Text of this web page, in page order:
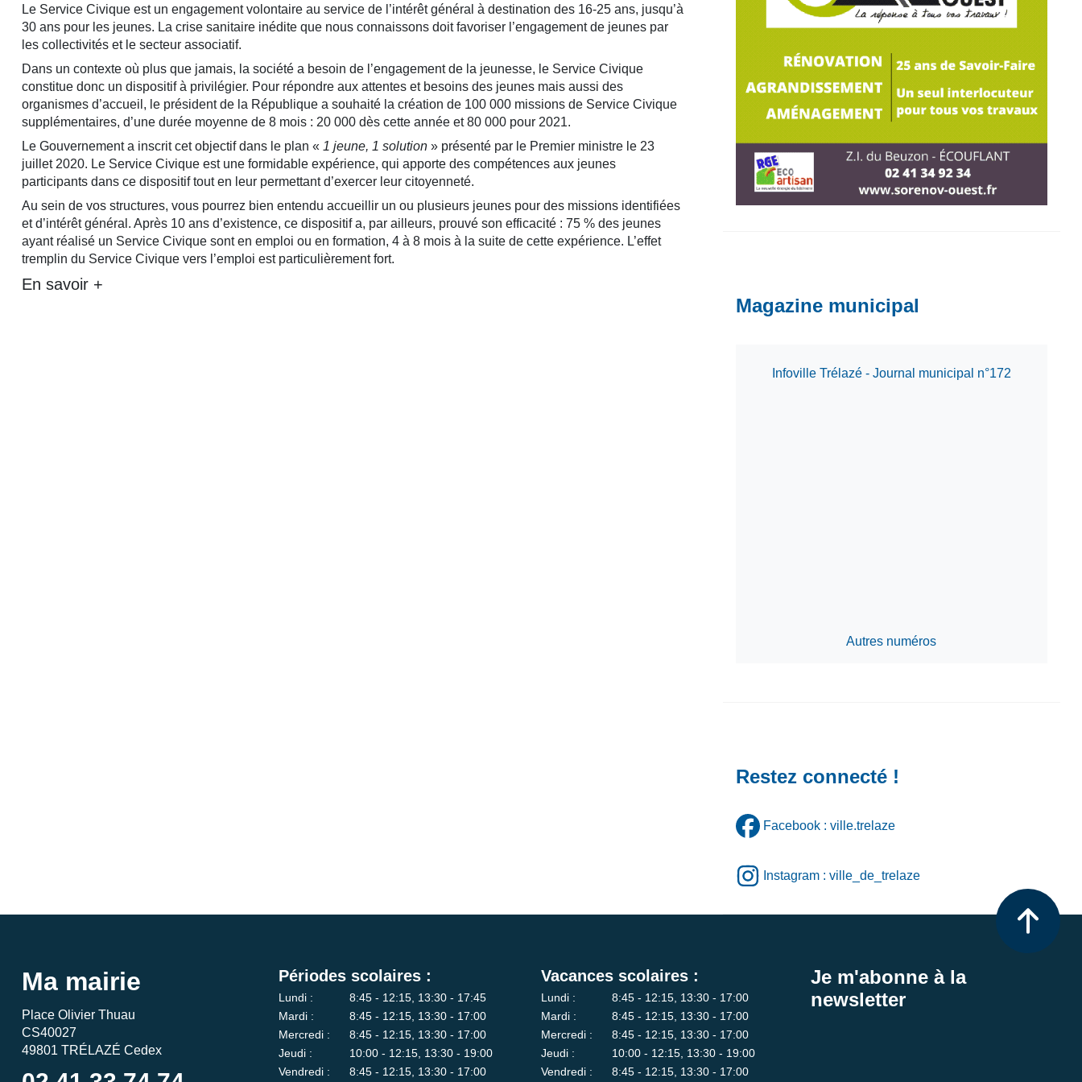
Le Service Civique est un engagement volontaire au service de l’intérêt général à destination des 16-25 ans, jusqu’à
30 ans pour les jeunes. La crise sanitaire inédite que nous connaissons doit favoriser l’engagement de jeunes par
les collectivités et le secteur associatif.
Dans un contexte où plus que jamais, la société a besoin de l’engagement de la jeunesse, le Service Civique
constitue donc un dispositif à privilégier. Pour répondre aux attentes et besoins des jeunes mais aussi des
organismes d’accueil, le président de la République a souhaité la création de 100 000 missions de Service Civique
supplémentaires, d’une durée moyenne de 8 mois : 20 000 dès cette année et 80 000 pour 2021.
Le Gouvernement a inscrit cet objectif dans le plan « 1 jeune, 1 solution » présenté par le Premier ministre le 23
juillet 2020. Le Service Civique est une formidable expérience, qui apporte des compétences aux jeunes
participants dans ce dispositif tout en leur permettant d’exercer leur citoyenneté.
Au sein de vos structures, vous pourrez bien entendu accueillir un ou plusieurs jeunes pour des missions identifiées
et d’intérêt général. Après 10 ans d’existence, ce dispositif a, par ailleurs, prouvé son efficacité : 75 % des jeunes
ayant réalisé un Service Civique sont en emploi ou en formation, 4 à 8 mois à la suite de cette expérience. L’effet
tremplin du Service Civique vers l’emploi est particulièrement fort.
En savoir +
Magazine municipal
Infoville Trélazé - Journal municipal n°172
Autres numéros
Restez connecté !
Facebook : ville.trelaze
Instagram : ville_de_trelaze
Ma mairie
Place Olivier Thuau
CS40027
49801 TRÉLAZÉ Cedex
Périodes scolaires :
Lundi :
8:45 - 12:15, 13:30 - 17:45
Mardi :
8:45 - 12:15, 13:30 - 17:00
Mercredi :
8:45 - 12:15, 13:30 - 17:00
Jeudi :
10:00 - 12:15, 13:30 - 19:00
Vendredi :
8:45 - 12:15, 13:30 - 17:00
Vacances scolaires :
Lundi :
8:45 - 12:15, 13:30 - 17:00
Mardi :
8:45 - 12:15, 13:30 - 17:00
Mercredi :
8:45 - 12:15, 13:30 - 17:00
Jeudi :
10:00 - 12:15, 13:30 - 19:00
Vendredi :
8:45 - 12:15, 13:30 - 17:00
Je m'abonne à la
newsletter